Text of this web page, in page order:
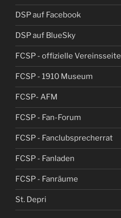
DSP auf Facebook
DSP auf BlueSky
FCSP - offizielle Vereinsseite
FCSP - 1910 Museum
FCSP- AFM
FCSP - Fan-Forum
FCSP - Fanclubsprecherrat
FCSP - Fanladen
FCSP - Fanräume
St. Depri